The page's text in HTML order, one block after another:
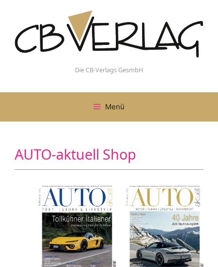
springen
Die CB-Verlags GesmbH
Menü
AUTO-aktuell Shop